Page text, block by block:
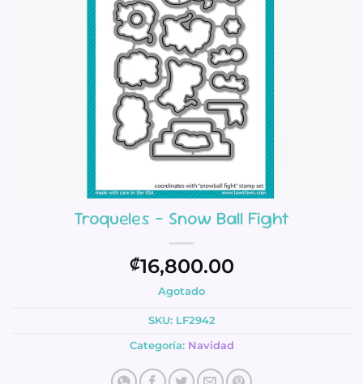
Troqueles – Snow Ball Fight
₡16,800.00
Agotado
SKU: LF2942
Categoría: Navidad